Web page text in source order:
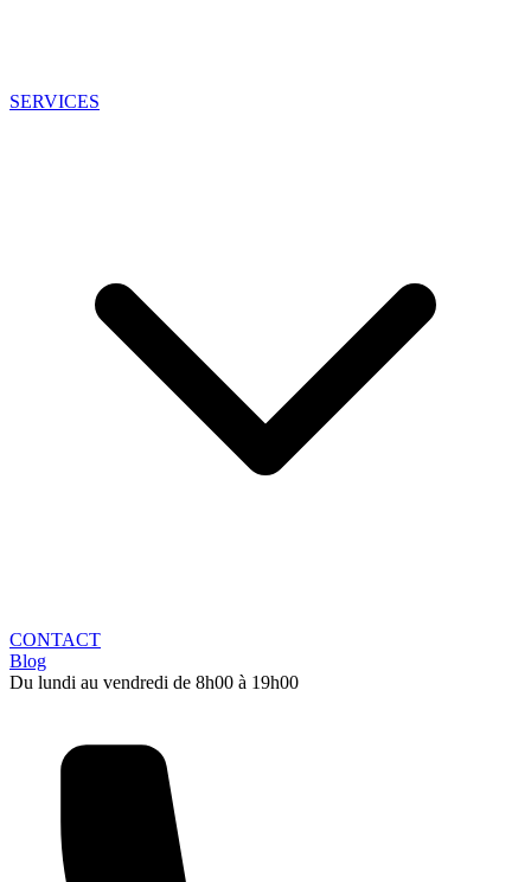
SERVICES
CONTACT
Blog
Du lundi au vendredi de 8h00 à 19h00